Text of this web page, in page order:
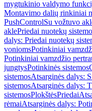
mygtukinio valdymo
Montavimo dalių rinkiniai
PushControlSu vožtuvo
aklePriedai nuotekų
dalys: Priedai nuotekų
voniomsPotinkiniai
Potinkiniai vamzdžio
jungtysPotinkinės sistemos
sistemosAtsarginės dalys:
sistemosAtsarginės dalys:
sistemosPlokštėsPriedai
rėmaiAtsarginės dalys: